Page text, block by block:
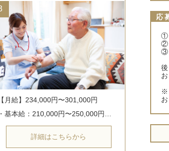
【月給】234,000円〜301,000円
・基本給：210,000円〜250,000円…
詳細はこちらから
応
①
②
③
※